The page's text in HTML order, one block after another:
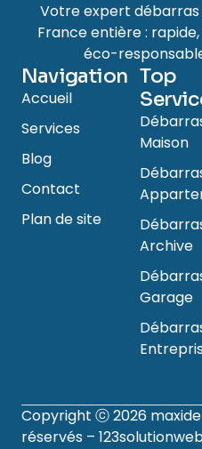
Votre expert débarras
France entière :
éco-
Navigation
Accueil
Services
Blog
Contact
Plan de site
Top
Maison
Archive
Garage
Copyright ⓒ 2026
réservés –